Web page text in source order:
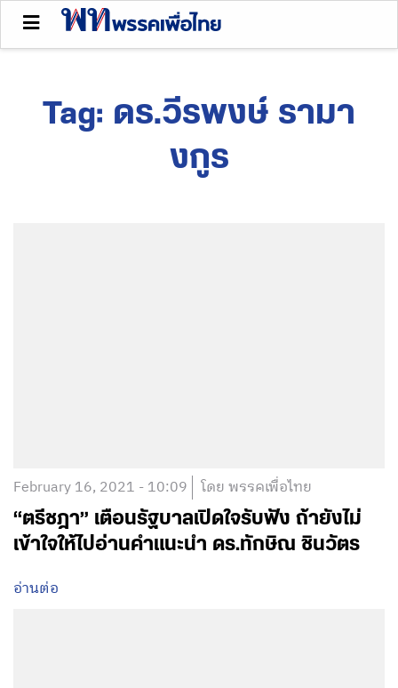
Tag: ดร.วีรพงษ์ รามา
งกูร
February 16, 2021 - 10:09 โดย พรรคเพื่อไทย
“ตรีชฎา” เตือนรัฐบาลเปิดใจรับฟัง ถ้ายังไม่
เข้าใจให้ไปอ่านคำแนะนำ ดร.ทักษิณ ชินวัตร
อ่านต่อ